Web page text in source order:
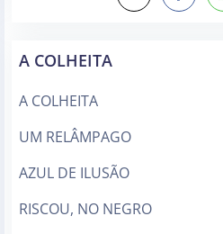
A COLHEITA
A COLHEITA
UM RELÂMPAGO
AZUL DE ILUSÃO
RISCOU, NO NEGRO